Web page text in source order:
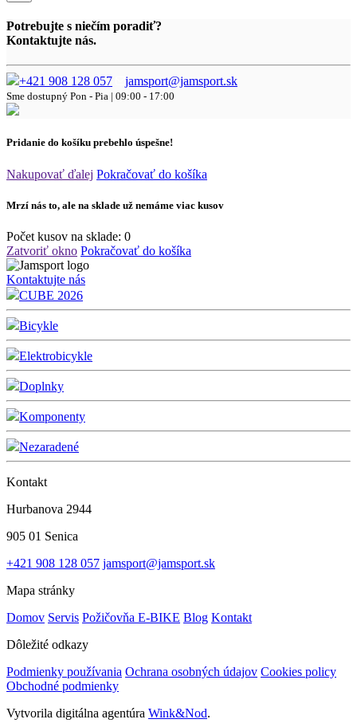
Potrebujte s niečím poradiť?
Kontaktujte nás.
+421 908 128 057 jamsport@jamsport.sk
Sme dostupný Pon - Pia | 09:00 - 17:00
Pridanie do košíku prebehlo úspešne!
Nakupovať ďalej Pokračovať do košíka
Mrzí nás to, ale na sklade už nemáme viac kusov
Počet kusov na sklade: 0
Zatvoriť okno Pokračovať do košíka
Kontaktujte nás
CUBE 2026
Bicykle
Elektrobicykle
Doplnky
Komponenty
Nezaradené
Kontakt
Hurbanova 2944
905 01 Senica
+421 908 128 057 jamsport@jamsport.sk
Mapa stránky
Domov Servis Požičovňa E-BIKE Blog Kontakt
Dôležité odkazy
Podmienky používania Ochrana osobných údajov Cookies policy
Obchodné podmienky
Vytvorila digitálna agentúra Wink&Nod.